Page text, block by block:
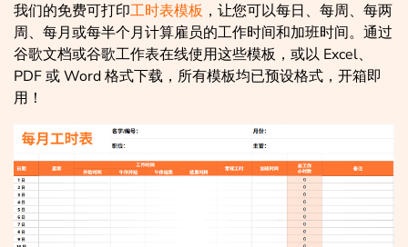
我们的免费可打印工时表模板 ，让您可以每日、每周、每两
周、每月或每半个月计算雇员的工作时间和加班时间。通过
谷歌文档或谷歌工作表在线使用这些模板，或以 Excel、
PDF 或 Word 格式下载，所有模板均已预设格式，开箱即
用！